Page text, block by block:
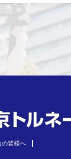
の皆様へ